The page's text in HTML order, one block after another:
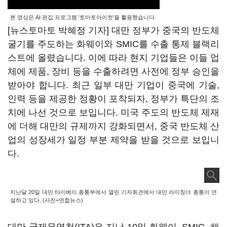
본 영상은 AI 편집 프로그램 '토마토아이컷'을 활용했습니다.
[뉴스토마토 박혜정 기자] 대만 정부가 중국의 반도체
굴기를 주도하는 화웨이와 SMIC를 수출 통제 블랙리
스트에 올렸습니다. 이에 따라 현지 기업들은 이들 업
체에 제품, 장비 등을 수출하려면 사전에 정부 승인을
받아야 합니다. 최근 일부 대만 기업이 중국에 기술,
인력 등을 제공한 정황이 포착되자, 정부가 특단의 조
치에 나선 것으로 보입니다. 미국 주도의 반도체 제재
에 더해 대만의 규제까지 강화되면서, 중국 반도체 산
업의 성장세가 일정 부분 제약을 받을 것으로 보입니
다.
지난달 20일 대만 타이베이 총통부에서 열린 기자회견에서 대만 라이칭더 총통이 연
설하고 있다. (사진=연합뉴스)